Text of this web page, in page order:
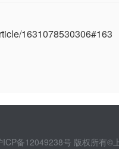
1631078530306#163
ICP备12049238号 版权所有©